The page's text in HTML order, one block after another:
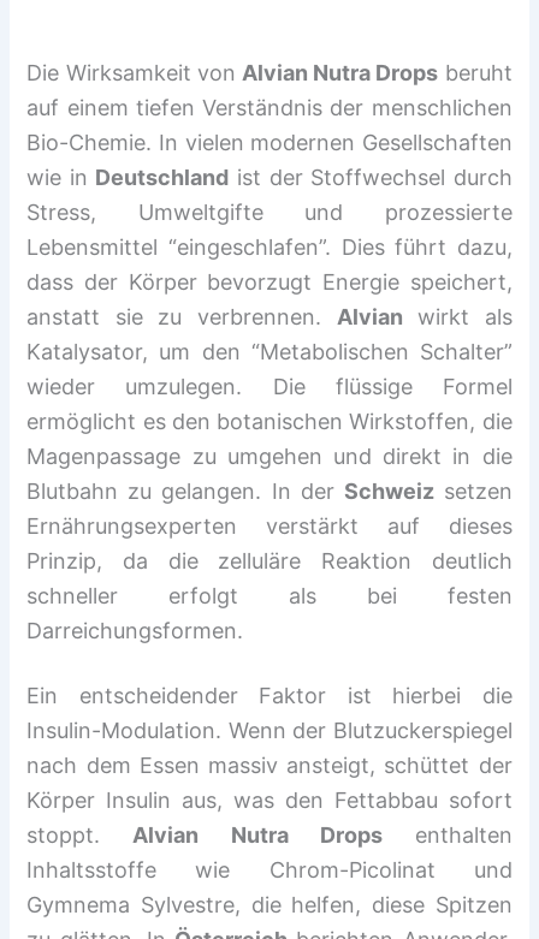
Die Wirksamkeit von Alvian Nutra Drops beruht
auf einem tiefen Verständnis der menschlichen
Bio-Chemie. In vielen modernen Gesellschaften
wie in Deutschland ist der Stoffwechsel durch
Stress, Umweltgifte und prozessierte
Lebensmittel “eingeschlafen”. Dies führt dazu,
dass der Körper bevorzugt Energie speichert,
anstatt sie zu verbrennen. Alvian wirkt als
Katalysator, um den “Metabolischen Schalter”
wieder umzulegen. Die flüssige Formel
ermöglicht es den botanischen Wirkstoffen, die
Magenpassage zu umgehen und direkt in die
Blutbahn zu gelangen. In der Schweizsetzen
Ernährungsexperten verstärkt auf dieses
Prinzip, da die zelluläre Reaktion deutlich
schneller erfolgt als bei festen
Darreichungsformen.
Ein entscheidender Faktor ist hierbei die
Insulin-Modulation. Wenn der Blutzuckerspiegel
nach dem Essen massiv ansteigt, schüttet der
Körper Insulin aus, was den Fettabbau sofort
stoppt.Alvian Nutra Dropsenthalten
Inhaltsstoffe wie Chrom-Picolinat und
Gymnema Sylvestre, die helfen, diese Spitzen